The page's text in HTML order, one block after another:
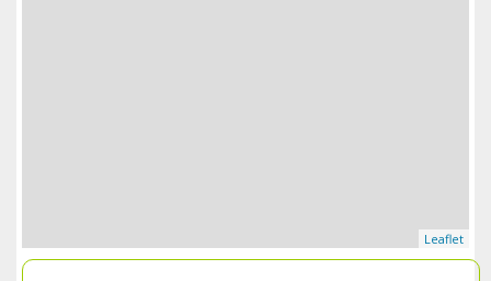
Leaflet